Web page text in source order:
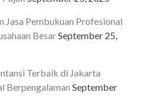
Jasa Pembukuan Profesional
BesarSeptember 25,
Terbaik di Jakarta
Berpengalaman September